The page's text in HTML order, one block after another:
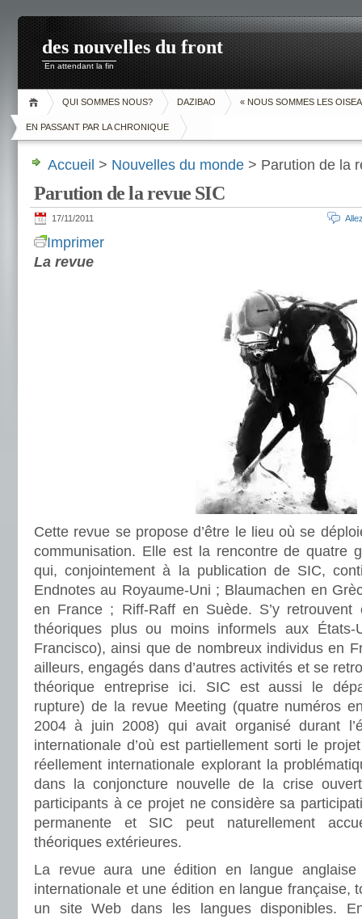
des nouvelles du front
En attendant la fin
QUI SOMMES NOUS? DAZIBAO « NOUS SOMMES LES
EN PASSANT PAR LA CHRONIQUE
Accueil > Nouvelles du monde > Parution de la
Parution de la revue SIC
17/11/2011
Imprimer
La revue
Cette revue se propose d’être le lieu où se
communisation. Elle est la rencontre de quatre
qui, conjointement à la publication de SIC,
Endnotes au Royaume-Uni ; Blaumachen en
en France ; Riff-Raff en Suède. S’y retrouvent
théoriques plus ou moins informels aux
Francisco), ainsi que de nombreux individus en
ailleurs, engagés dans d’autres activités et se
théorique entreprise ici. SIC est aussi le
rupture) de la revue Meeting (quatre numéros
2004 à juin 2008) qui avait organisé durant
internationale d’où est partiellement sorti le
réellement internationale explorant la
dans la conjoncture nouvelle de la crise
participants à ce projet ne considère sa
permanente et SIC peut naturellement
théoriques extérieures.
La revue aura une édition en langue
internationale et une édition en langue française,
un site Web dans les langues disponibles.